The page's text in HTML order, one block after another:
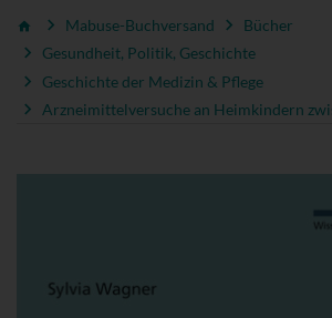
Mabuse-Buchversand
Bücher
Gesundheit, Politik, Geschichte
Geschichte der Medizin & Pflege
Arzneimittelversuche an Heimkindern